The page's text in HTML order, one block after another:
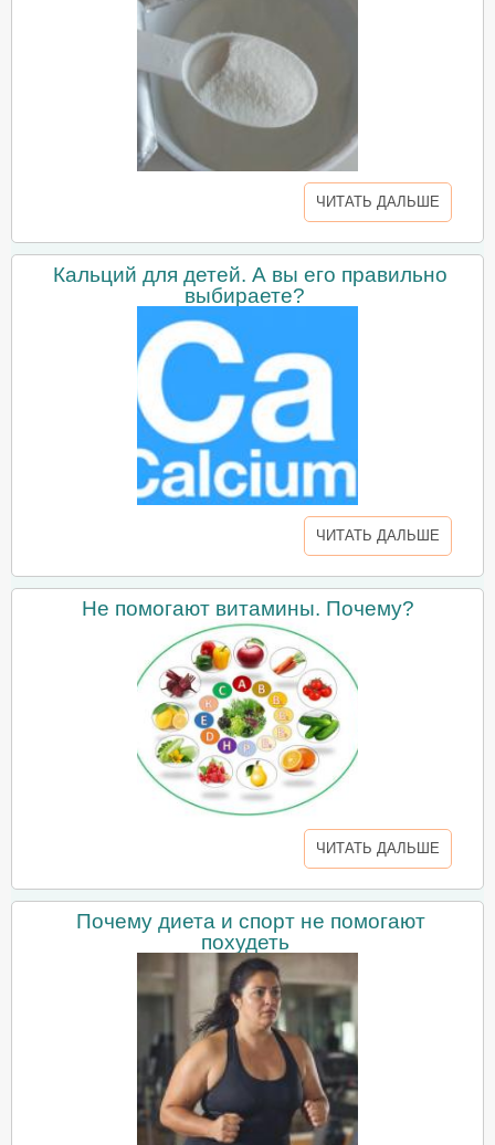
ЧИТАТЬ ДАЛЬШЕ
Кальций для детей. А вы его правильно
выбираете?
ЧИТАТЬ ДАЛЬШЕ
Не помогают витамины. Почему?
ЧИТАТЬ ДАЛЬШЕ
Почему диета и спорт не помогают
похудеть